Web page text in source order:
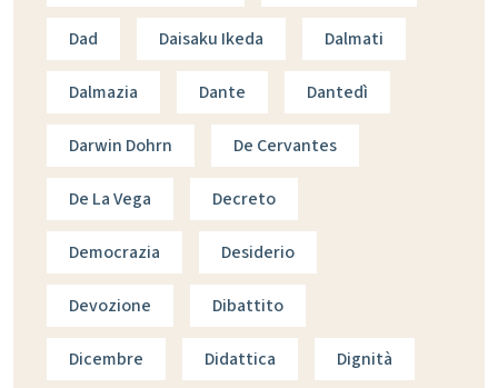
Dad Daisaku Ikeda Dalmati
Dalmazia Dante Dantedì
Darwin Dohrn De Cervantes
De La Vega Decreto
Democrazia Desiderio
Devozione Dibattito
Dicembre Didattica Dignità